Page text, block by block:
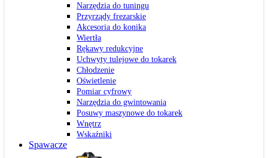
Narzędzia do tuningu
Przyrządy frezarskie
Akcesoria do konika
Wiertła
Rękawy redukcyjne
Uchwyty tulejowe do tokarek
Chłodzenie
Oświetlenie
Pomiar cyfrowy
Narzędzia do gwintowania
Posuwy maszynowe do tokarek
Wnętrz
Wskaźniki
Spawacze